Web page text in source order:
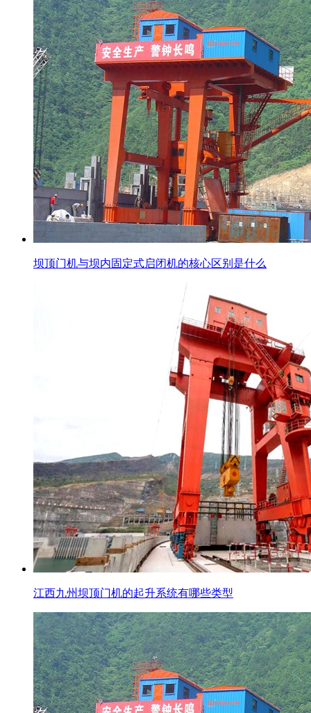
坝顶门机与坝内固定式启闭机的核心区别是什么
江西九州坝顶门机的起升系统有哪些类型